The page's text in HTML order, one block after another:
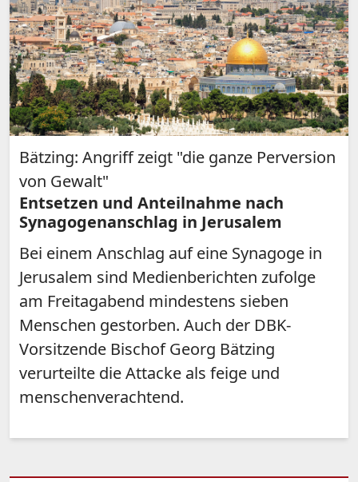
Bätzing: Angriff zeigt "die ganze Perversion
von Gewalt"
Entsetzen und Anteilnahme nach
Synagogenanschlag in Jerusalem
Bei einem Anschlag auf eine Synagoge in
Jerusalem sind Medienberichten zufolge
am Freitagabend mindestens sieben
Menschen gestorben. Auch der DBK-
Vorsitzende Bischof Georg Bätzing
verurteilte die Attacke als feige und
menschenverachtend.